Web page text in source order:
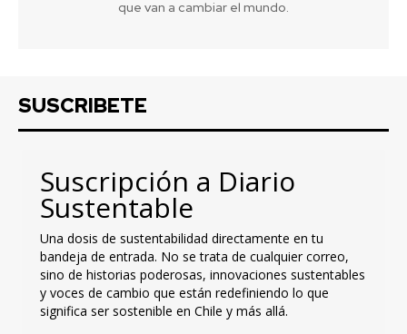
que van a cambiar el mundo.
SUSCRIBETE
Suscripción a Diario
Sustentable
Una dosis de sustentabilidad directamente en tu
bandeja de entrada. No se trata de cualquier correo,
sino de historias poderosas, innovaciones sustentables
y voces de cambio que están redefiniendo lo que
significa ser sostenible en Chile y más allá.